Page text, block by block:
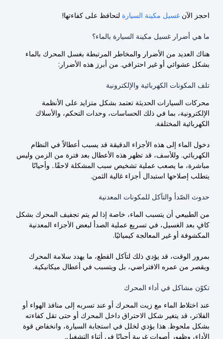
احجز الآن غسيل مكينة السيارة لتحافظ على كفاءتها!
ما هي أضرار غسيل مكينة السيارة بالماء؟
هناك العديد من الأضرار والمخاطر المرتبطة بغسل المحرك بالماء
بشكل عشوائي أو غير احترافي. من أبرز هذه الأضرار:
تلف المكونات الكهربائية والإلكترونية
محركات السيارات الحديثة تعتمد بشكل متزايد على الأنظمة
الإلكترونية، بما في ذلك الحساسات، وحدات التحكم، والأسلاك
الكهربائية المختلفة.
دخول الماء إلى هذه الأجزاء الدقيقة قد يسبب أعطالاً في النظام
الكهربائي. وللأسف، قد تظهر هذه الأعطال بعد فترة من الزمن وليس
مباشرة، ما يصعب عملية تشخيص سبب المشكلة لاحقًا.. وأحيانًا
يتطلب إصلاحها استبدال أجزاء غالية الثمن.
حدوث الصّدأ والتآكل للمكونات المعدنية
من الطبيعي أن يتسبب الماء، خاصة إذا لم يتم تجفيف المحرك بشكل
كافٍ بعد الغسيل، في تسريع عملية الصدأ لبعض الأجزاء المعدنية
المكشوفة أو غير المعالجة كيميائيًا.
بمرور الوقت، قد يؤدي ذلك لتآكل القطع، ما يهدد سلامة المحرك
ويقصر من عمره الافتراضي، بل ويتسبب في أعطال ميكانيكية.
تكوّن مشاكل في أداء المحرك
عند اختلاط الماء مع زيت المحرك أو عند تسربه إلى منافذ الهواء أو
الفلاتر، قد يتغير شكل الاحتراق داخل المحرك أو حتى تقل كفاءته
بشكل ملحوظ. هذا يؤدي لخلل في استجابة السيارة، وانخفاض قوة
الأداء، وظهور أصوات غريبة أحيانًا في أثناء التشغيل.